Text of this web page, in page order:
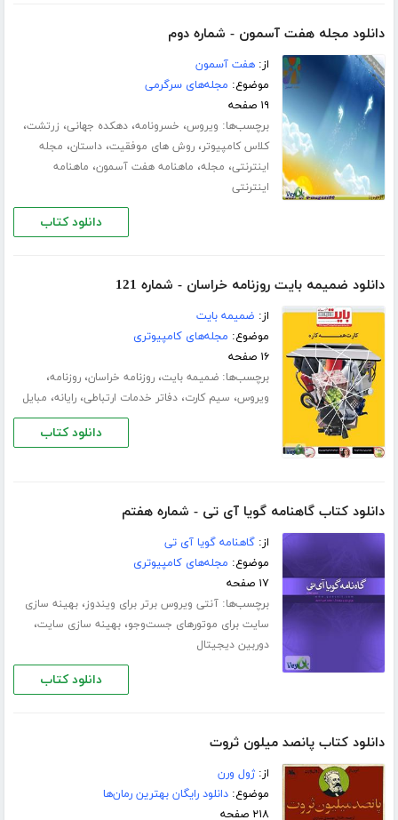
دانلود مجله هفت آسمون - شماره دوم
از:هفت آسمون
موضوع: مجله‌های سرگرمی
۱۹ صفحه
برچسب‌ها: ویروس، خسرونامه،دهکده جهانی، زرتشت،
کلاس کامپیوتر،روش های موفقیت،داستان، مجله
اینترنتی، مجله، ماهنامه هفت آسمون، ماهنامه
اینترنتی
دانلود کتاب
دانلود ضمیمه بایت روزنامه خراسان - شماره 121
از: ضمیمه بایت
موضوع: مجله‌های کامپیوتری
۱۶ صفحه
برچسب‌ها:ضمیمه بایت،روزنامه خراسان،روزنامه،
ویروس، سیم کارت‌،دفاتر خدمات ارتباطی،رایانه، مبایل
دانلود کتاب
دانلود کتاب گاهنامه گویا آی تی - شماره هفتم
از:گاهنامه گویا آی تی
موضوع: مجله‌های کامپیوتری
۱۷ صفحه
برچسب‌ها:آنتی ویروس برتر برای ویندوز،بهینه سازی
سایت برای موتورهای جست‌وجو،بهینه سازی سایت،
دوربین دیجیتال
دانلود کتاب
دانلود کتاب پانصد میلون ثروت
از:ژول ورن
موضوع:دانلود رایگان بهترین رمان‌ها
۲۱۸ صفحه